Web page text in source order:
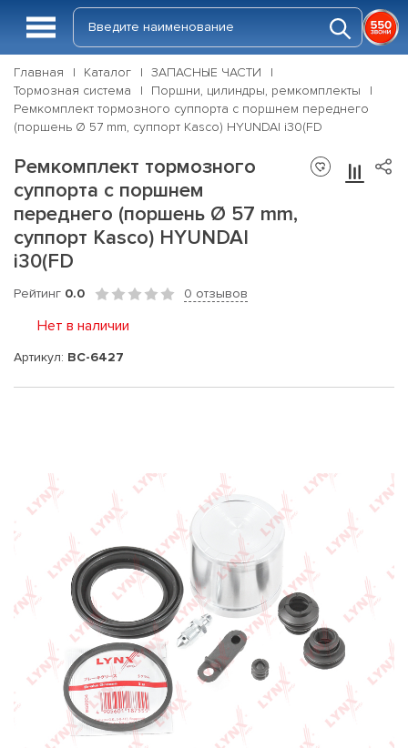
Главная Каталог
ЗАПАСНЫЕ ЧАСТИ
Тормозная система
Поршни, цилиндры, ремкомплекты
Ремкомплект тормозного суппорта с поршнем переднего
(поршень Ø 57 mm, суппорт Kasco) HYUNDAI i30(FD
Ремкомплект тормозного
суппорта с поршнем
переднего (поршень Ø 57 mm,
суппорт Kasco) HYUNDAI
i30(FD
Рейтинг 0.0 0 отзывов
Нет в наличии
Артикул: BC-6427